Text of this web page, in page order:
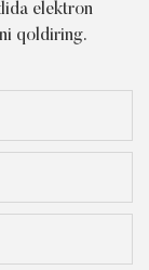
elektron
qoldiring.